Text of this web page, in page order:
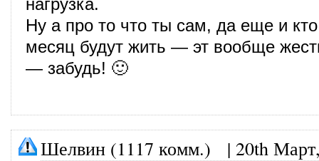
нагрузка.
Ну а про то что ты сам, да еще и
месяц будут жить — эт вообще
— забудь! 🙂
Шелвин (1117 комм.) | 20th